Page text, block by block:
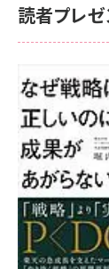
読者プレゼ
が
マ
8